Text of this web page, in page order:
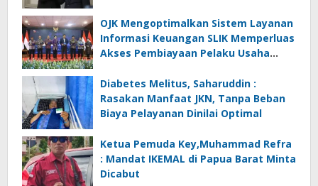
OJK Mengoptimalkan Sistem Layanan
Informasi Keuangan SLIK Memperluas
Akses Pembiayaan Pelaku Usaha
Diabetes Melitus, Saharuddin :
Rasakan Manfaat JKN, Tanpa Beban
Biaya Pelayanan Dinilai Optimal
Ketua Pemuda Key,Muhammad Refra
: Mandat IKEMAL di Papua Barat Minta
Dicabut